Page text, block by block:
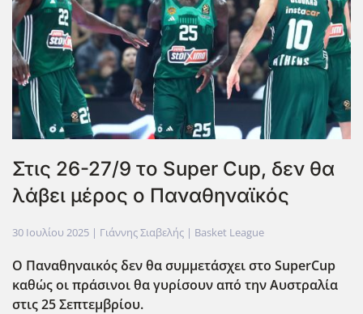
Στις 26-27/9 το Super Cup, δεν θα
λάβει μέρος ο Παναθηναϊκός
30 Ιουλίου 2025 | Γιάννης Σιαβελής | Basket League
Ο Παναθηναικός δεν θα συμμετάσχει στο SuperCup
καθώς οι πράσινοι θα γυρίσουν από την Αυστραλία
στις 25 Σεπτεμβρίου.